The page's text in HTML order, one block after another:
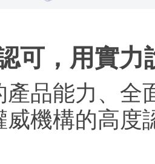
可，用實力
產品能力、全
威機構的高度